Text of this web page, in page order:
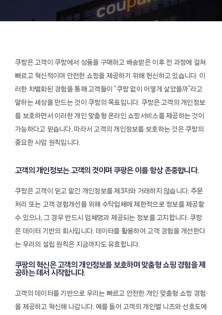
쿠팡은 고객이 쿠팡에서 상품을 구매하고 배송받은 이후 전 과정에 걸쳐
빠르고 혁신적이며 안전한 쇼핑을 제공하기 위해 헌신하고 있습니다. 이
러한 차별화된 경험을 통해 고객들이 “쿠팡 없이 어떻게 살았을까”라고
말하는 세상을 만드는 것이 쿠팡의 목표입니다. 쿠팡은 고객의 개인정보
를 보호하면서 이러한 개인 맞춤형 온라인 쇼핑서비스를 제공하는 것이
가능하다고 믿습니다. 따라서 고객의 개인정보를 보호하는 것은 쿠팡의
중요한 사업 원칙입니다.
고객의 개인정보는 고객의 것이며 쿠팡은 이를 항상 존중합니다.
쿠팡은 고객이 믿고 맡긴 개인정보를 제3자와 거래하지 않습니다. 주문
처리 또는 고객 경험개선을 위해 수탁업체에 제한적으로 정보를 제공할
수 있으나, 그 경우 반드시 업체명과 제공되는 정보를 고지합니다. 쿠팡
은 데이터 기반의 회사입니다. 데이터를 활용하여 고객 경험을 개선한다
는 우리의 설립 원칙은 지금까지도 유효합니다.
쿠팡의 혁신은 고객의 개인정보를 보호하며 맞춤형 쇼핑 경험을 제
공하는 데서 시작합니다.
고객의 데이터를 기반으로 우리는 빠르고 안전한 개인 맞춤형 쇼핑 경험
을 제공하고 혁신해 나갑니다. 예를 들어 고객의 개인별 니즈와 선호도에